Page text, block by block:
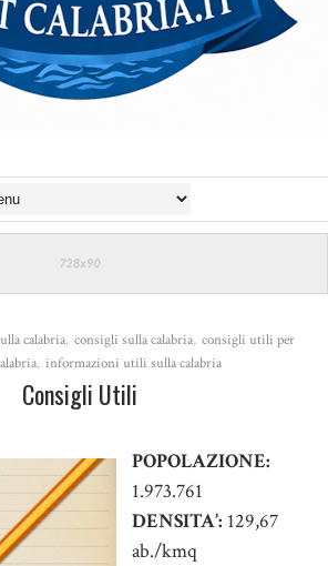
calabria, consigli sulla calabria, consigli utili per
, informazioni utili sulla calabria
Consigli Utili
POPOLAZIONE:
1.973.761
DENSITA’: 129,67
ab./kmq